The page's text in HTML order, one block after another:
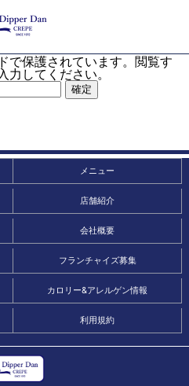
で保護されています。閲覧す
力してください。
メニュー
店舗紹介
会社概要
フランチャイズ募集
カロリー&アレルゲン情報
利用規約